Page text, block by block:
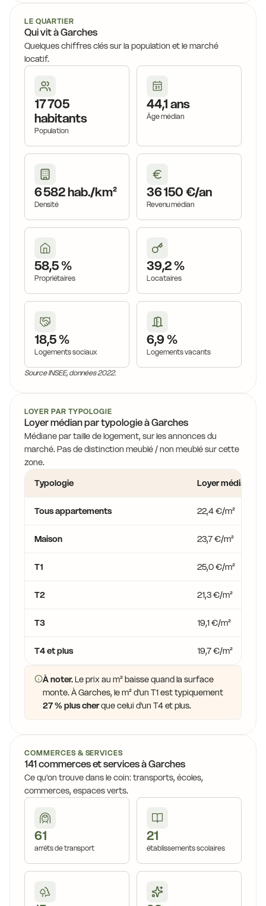
LE QUARTIER
Qui vit à Garches
Quelques chiffres clés sur la population et le marché
locatif.
17 705
habitants
Population
44,1 ans
Âge médian
6 582 hab./km²
Densité
36 150 €/an
Revenu médian
58,5 %
Propriétaires
39,2 %
Locataires
18,5 %
Logements sociaux
6,9 %
Logements vacants
Source INSEE, données 2022.
LOYER PAR TYPOLOGIE
Loyer médian par typologie à Garches
Médiane par taille de logement, sur les annonces du
marché. Pas de distinction meublé / non meublé sur cette
zone.
Typologie
Loyer médian
Tous appartements 22,4 €/m²
Maison 23,7 €/m²
T1 25,0 €/m²
T2 21,3 €/m²
T3 19,1 €/m²
T4 et plus 19,7 €/m²
À noter.Le prix au m² baisse quand la surface
monte. À Garches, le m² d'un T1 est typiquement
27 % plus cherque celui d'un T4 et plus.
COMMERCES & SERVICES
141 commerces et services à Garches
Ce qu'on trouve dans le coin: transports, écoles,
commerces, espaces verts.
61
arrêts de transport
21
établissements scolaires